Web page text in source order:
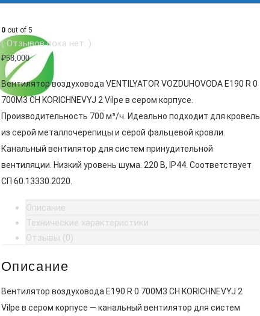
0out of 5
( Отзывов пока нет. )
₽58,000
Вентилятор воздуховода VENTILYATOR VOZDUHOVODA E190 R 0
700M3 CH KORICHNEVYJ 2 Vilpe в сером корпусе.
Производительность 700 м³/ч. Идеально подходит для кровель
из серой металлочерепицы и серой фальцевой кровли.
Канальный вентилятор для систем принудительной
вентиляции. Низкий уровень шума. 220 В, IP44. Соответствует
СП 60.13330.2020.
Описание
Технические характеристики
Отзывы (0)
Описание
Вентилятор воздуховода E190 R 0 700M3 CH KORICHNEVYJ 2
Vilpe в сером корпусе — канальный вентилятор для систем